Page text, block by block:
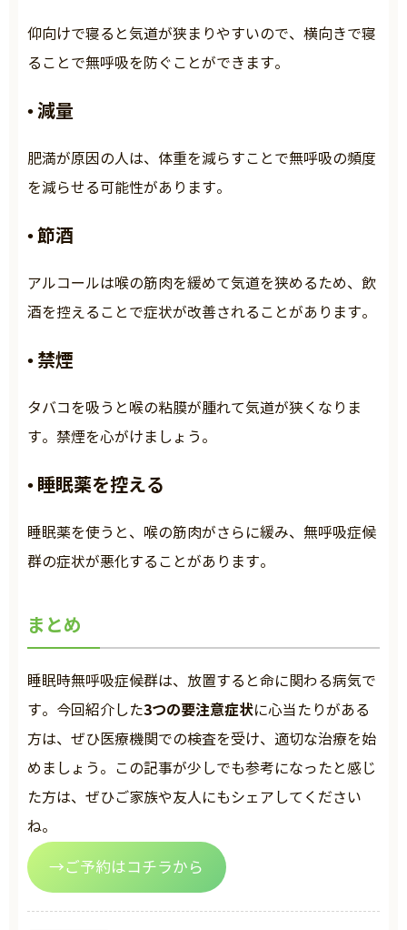
仰向けで寝ると気道が狭まりやすいので、横向きで寝
ることで無呼吸を防ぐことができます。
•減量
肥満が原因の人は、体重を減らすことで無呼吸の頻度
を減らせる可能性があります。
•節酒
アルコールは喉の筋肉を緩めて気道を狭めるため、飲
酒を控えることで症状が改善されることがあります。
• 禁煙
タバコを吸うと喉の粘膜が腫れて気道が狭くなりま
す。禁煙を心がけましょう。
• 睡眠薬を控える
睡眠薬を使うと、喉の筋肉がさらに緩み、無呼吸症候
群の症状が悪化することがあります。
まとめ
睡眠時無呼吸症候群は、放置すると命に関わる病気で
す。今回紹介した3つの要注意症状に心当たりがある
方は、ぜひ医療機関での検査を受け、適切な治療を始
めましょう。この記事が少しでも参考になったと感じ
た方は、ぜひご家族や友人にもシェアしてください
ね。
→ご予約はコチラから